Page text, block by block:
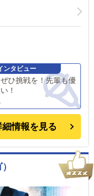
ひ挑戦を！先輩も優
！
細情報を見る